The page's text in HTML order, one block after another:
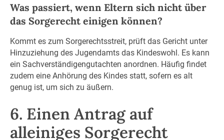
Was passiert, wenn Eltern sich nicht über
das Sorgerecht einigen können?
Kommt es zum Sorgerechtsstreit, prüft das Gericht unter
Hinzuziehung des Jugendamts das Kindeswohl. Es kann
ein Sachverständigengutachten anordnen. Häufig findet
zudem eine Anhörung des Kindes statt, sofern es alt
genug ist, um sich zu äußern.
6. Einen Antrag auf
alleiniges Sorgerecht